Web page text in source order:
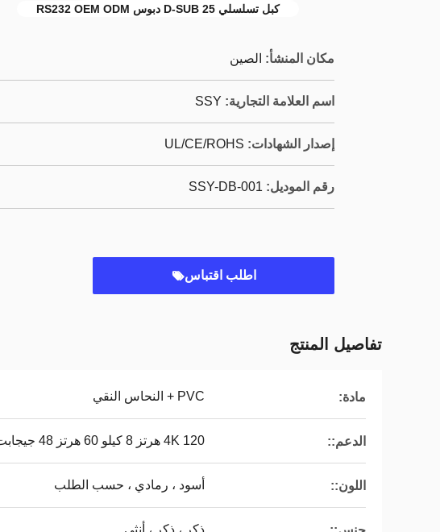
كبل تسلسلي D-SUB 25 دبوس RS232 OEM ODM
مكان المنشأ: الصين
اسم العلامة التجارية: SSY
إصدار الشهادات: UL/CE/ROHS
رقم الموديل: SSY-DB-001
اطلب اقتباس
تفاصيل المنتج
مادة: PVC + النحاس النقي
الدعم:: 4K 120 هرتز 8 كيلو 60 هرتز 48 جيجابت في الثانية
اللون:: أسود ، رمادي ، حسب الطلب
ذكر ، ذكر ، أنثى